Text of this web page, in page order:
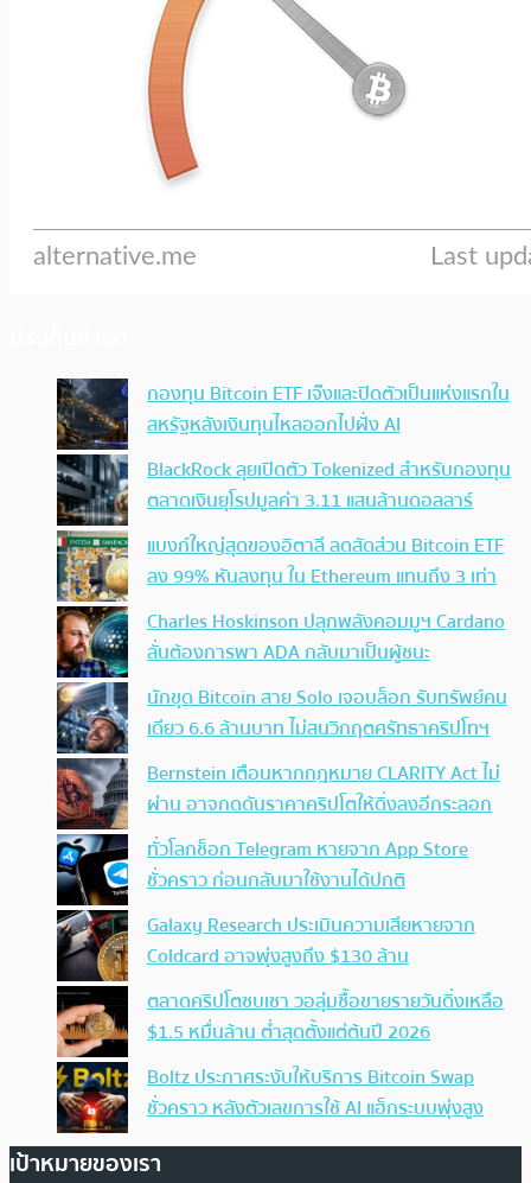
กองทุน Bitcoin ETF เจ๊งและปิดตัวเป็นแห่งแรกใน
สหรัฐหลังเงินทุนไหลออกไปฝั่ง AI
BlackRock ลุยเปิดตัว Tokenized สำหรับกองทุน
ตลาดเงินยุโรปมูลค่า 3.11 แสนล้านดอลลาร์
แบงก์ใหญ่สุดของอิตาลี ลดสัดส่วน Bitcoin ETF
ลง 99% หันลงทุน ใน Ethereum แทนถึง 3 เท่า
Charles Hoskinson ปลุกพลังคอมมูฯ Cardano
ลั่นต้องการพา ADA กลับมาเป็นผู้ชนะ
นักขุด Bitcoin สาย Solo เจอบล็อก รับทรัพย์คน
เดียว 6.6 ล้านบาท ไม่สนวิกฤตศรัทธาคริปโทฯ
Bernstein เตือนหากกฎหมาย CLARITY Act ไม่
ผ่าน อาจกดดันราคาคริปโตให้ดิ่งลงอีกระลอก
ทั่วโลกช็อก Telegram หายจาก App Store
ชั่วคราว ก่อนกลับมาใช้งานได้ปกติ
Galaxy Research ประเมินความเสียหายจาก
Coldcard อาจพุ่งสูงถึง $130 ล้าน
ตลาดคริปโตซบเซา วอลุ่มซื้อขายรายวันดิ่งเหลือ
$1.5 หมื่นล้าน ต่ำสุดตั้งแต่ต้นปี 2026
Boltz ประกาศระงับให้บริการ Bitcoin Swap
ชั่วคราว หลังตัวเลขการใช้ AI แฮ็กระบบพุ่งสูง
เป้าหมายของเรา